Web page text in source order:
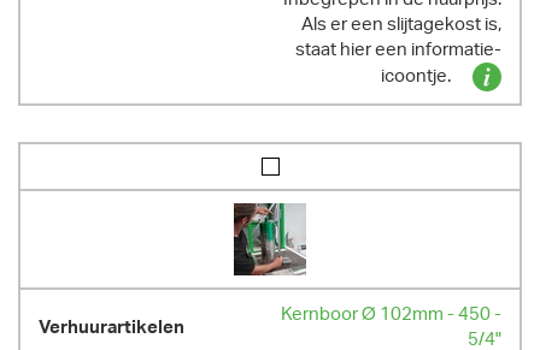
Als er een slijtagekost is,
staat hier een informatie-
icoontje.
Kernboor Ø 102mm - 450 -
5/4"